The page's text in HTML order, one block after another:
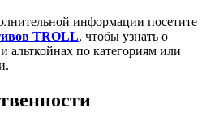
Carnival
USDT Bonus
информации посетите
TROLL, чтобы узнать о
альткойнах по категориям или